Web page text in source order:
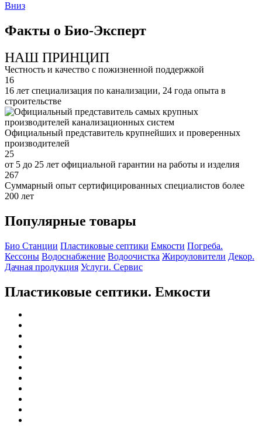
Вниз
Факты о Био-Эксперт
НАШ ПРИНЦИП
Честность и качество с пожизненной поддержкой
16
16 лет специализация по канализации, 24 года опыта в
строительстве
Официальный представитель крупнейших и проверенных
производителей
25
от 5 до 25 лет официальной гарантии на работы и изделия
267
Суммарный опыт сертифицированных специалистов более
200 лет
Популярные товары
Био Станции Пластиковые септики Емкости Погреба.
Кессоны Водоснабжение Водоочистка Жироуловители Декор.
Дачная продукция Услуги. Сервис
Пластиковые септики. Емкости